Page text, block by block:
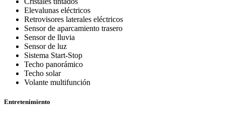
Elevalunas eléctricos
Retrovisores laterales eléctricos
Sensor de aparcamiento trasero
Sensor de lluvia
Sensor de luz
Sistema Start-Stop
Techo panorámico
Techo solar
Volante multifunción
Entretenimiento